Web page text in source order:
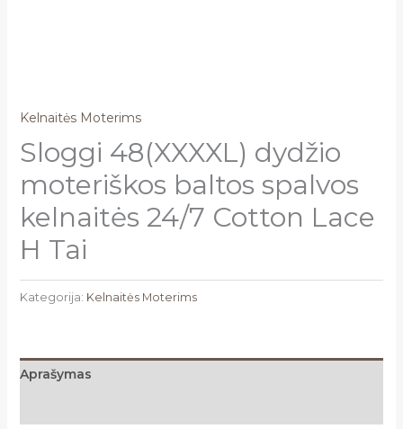
Kelnaitės Moterims
Sloggi 48(XXXXL) dydžio
moteriškos baltos spalvos
kelnaitės 24/7 Cotton Lace
H Tai
Kategorija: Kelnaitės Moterims
Aprašymas